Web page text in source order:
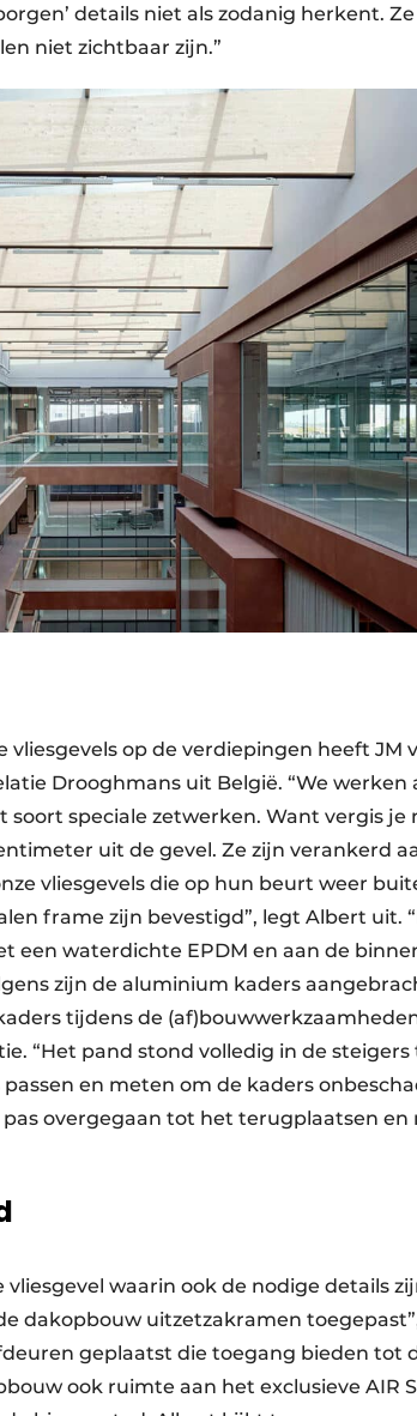
details niet als zodanig herkent.
niet zichtbaar zijn.”
op de verdiepingen heeft JM
Drooghmans uit België. “We werken
soort speciale zetwerken. Want vergis je
uit de gevel. Ze zijn verankerd
vliesgevels die op hun beurt weer
frame zijn bevestigd”, legt Albert uit.
een waterdichte EPDM en aan de
zijn de aluminium kaders
tijdens de
“Het pand stond volledig in de steigers
en meten om de kaders
overgegaan tot het terugplaatsen en
waarin ook de nodige details
dakopbouw uitzetzakramen
geplaatst die toegang bieden tot
ook ruimte aan het exclusieve AIR